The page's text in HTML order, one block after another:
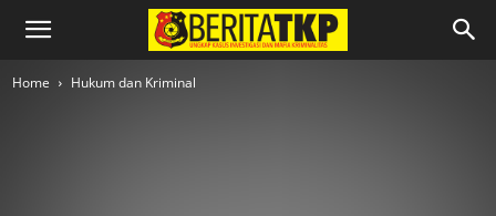
Home Hukum dan Kriminal